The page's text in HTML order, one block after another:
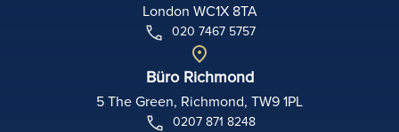
London WC1X 8TA
020 7467 5757
Büro Richmond
5 The Green, Richmond, TW9 1PL
0207 871 8248